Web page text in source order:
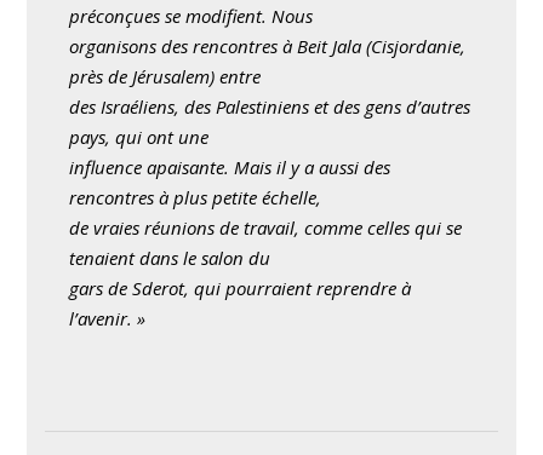
préconçues se modifient. Nous
organisons des rencontres à Beit Jala (Cisjordanie,
près de Jérusalem) entre
des Israéliens, des Palestiniens et des gens d’autres
pays, qui ont une
influence apaisante. Mais il y a aussi des
rencontres à plus petite échelle,
de vraies réunions de travail, comme celles qui se
tenaient dans le salon du
gars de Sderot, qui pourraient reprendre à
l’avenir. »